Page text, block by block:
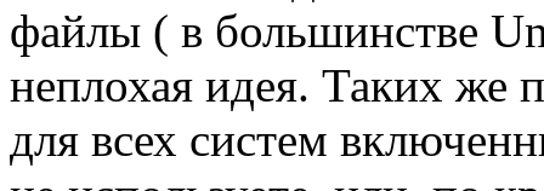
файлы ( в большинстве
неплохая идея. Таких же
для всех систем